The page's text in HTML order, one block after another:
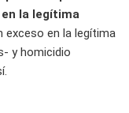
la legítima
exceso en la legítima
y homicidio